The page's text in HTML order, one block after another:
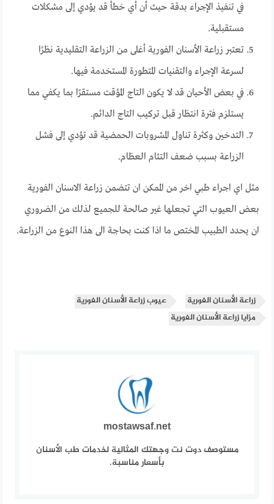
في تنفيذ الإجراء بدقة حيث أن أي خطأ قد يؤدي إلى مشكلات
مستقبلية.
تعتبر زراعة الأسنان الفورية أغلى من الزراعة التقليدية نظرًا
لسرعة الإجراء والتقنيات المتطورة المستخدمة فيها.
في بعض الأحيان قد لا يكون التاج المؤقت مستقرًا بما يكفي مما
يستلزم فترة انتظار قبل تركيب التاج الدائم.
التدخين وكثرة تناول المشروبات الحمضية قد تؤدي إلى فشل
الزراعة بسبب ضعف التئام العظام.
مثل اي اجراء طبي اخر من الممكن ان تتضمن زراعة الاسنان الفورية
بعض العيوب التي تجعلها غير صالحة للجميع لذلك من الضروري
ان يحدد الطبيب المختص ما اذا كنت بحاجة الى هذا النوع من الزراعة.
زراعة الأسنان الفورية
عيوب زراعة الأسنان الفورية
مزايا زراعة الأسنان الفورية
mostawsaf.net
مستوصف دوت نت وجهتك المثالية لخدمات طب الأسنان
بأسعار مناسبة.